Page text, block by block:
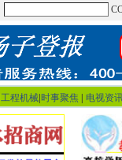
工程机械 时事聚焦 电视资